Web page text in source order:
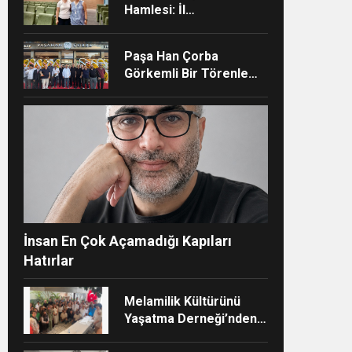
Hamlesi: İl
adımı
Paşa Han Çorba
Görkemli Bir Törenle
İnsan En Çok Açamadığı Kapıları
Hatırlar
Melamilik Kültürünü
Yaşatma Derneği’nden